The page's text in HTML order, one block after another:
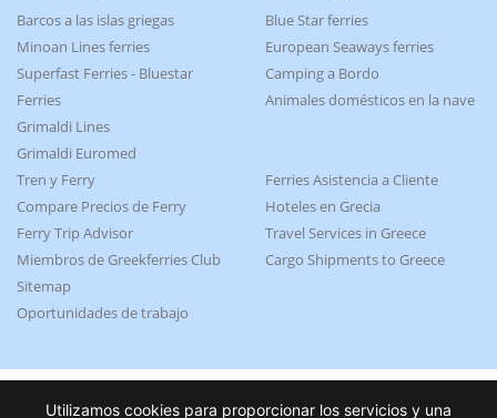
Utilizamos cookies para proporcionar los servicios y una
Barcos a las islas griegas
Minoan Lines ferries
Superfast Ferries - Bluestar
Ferries
Grimaldi Lines
Grimaldi Euromed
Blue Star ferries
European Seaways ferries
Camping a Bordo
Animales domésticos en la nave
Tren y Ferry
Compare Precios de Ferry
Ferry Trip Advisor
Miembros de Greekferries Club
Sitemap
Oportunidades de trabajo
Ferries Asistencia a Cliente
Hoteles en Grecia
Travel Services in Greece
Cargo Shipments to Greece